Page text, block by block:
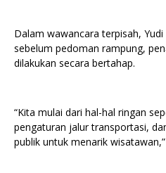
Dalam wawancara terpisah,
sebelum pedoman rampung,
dilakukan secara bertahap.
“Kita mulai dari hal-hal ringan
pengaturan jalur transportasi,
publik untuk menarik